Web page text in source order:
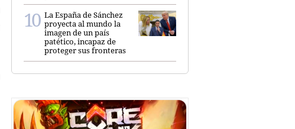
La España de Sánchez
proyecta al mundo la
imagen de un país
patético, incapaz de
proteger sus fronteras